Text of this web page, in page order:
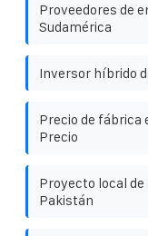
Proveedores de
Sudamérica
Inversor híbrido
Precio de fábrica
Precio
Proyecto local
Pakistán